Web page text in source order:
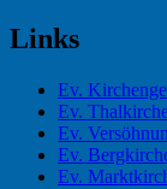
Links
Ev.
Ev.
Ev.
Ev.
Ev.